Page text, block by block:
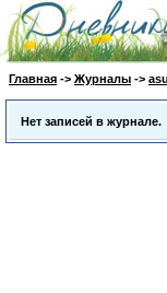
Главная -> Журналы ->
Нет записей в журнале.